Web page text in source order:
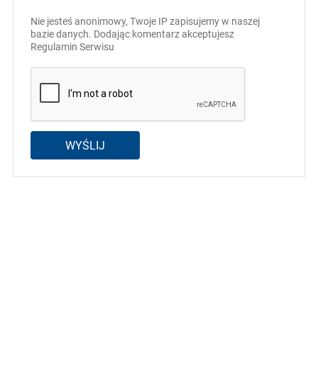
Nie jesteś anonimowy, Twoje IP zapisujemy w naszej
bazie danych. Dodając komentarz akceptujesz
Regulamin Serwisu
WYŚLIJ